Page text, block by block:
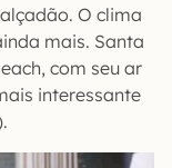
O clima
mais. Santa
com seu ar
interessante